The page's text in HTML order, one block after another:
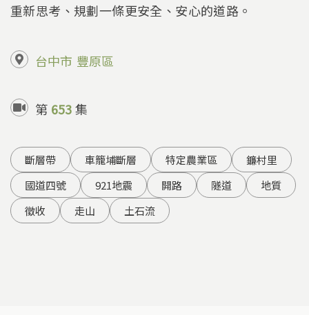
重新思考、規劃一條更安全、安心的道路。
台中市 豐原區
第 653集
斷層帶 車籠埔斷層 特定農業區
鐮村里
國道四號
921地震 開路 隧道
地質
徵收
走山 土石流